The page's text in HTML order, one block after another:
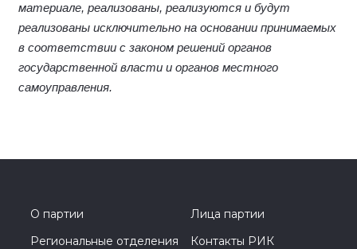
материале, реализованы, реализуются и будут
реализованы исключительно на основании принимаемых
в соответствии с законом решений органов
государственной власти и органов местного
самоуправления.
О партии
Лица партии
Региональные отделения
Контакты РИК